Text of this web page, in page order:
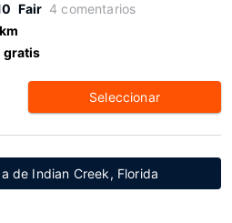
Fair 4 comentarios
gratis
Seleccionar
de Indian Creek, Florida